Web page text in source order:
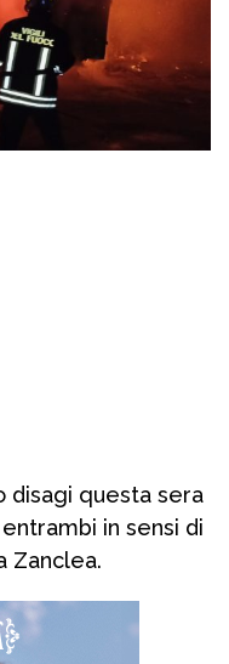
disagi questa sera
in sensi di
Zanclea.